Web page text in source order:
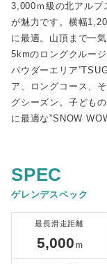
3,000ｍ級の北アルプ
が魅力です。横幅
に最適。山頂まで一
5kmのロングクルー
パウダーエリア
ア、ロングコース、
グシーズン。子ども
に最適な”SNOW
SPEC
ゲレンデスペック
最長滑走距離
5,000 m